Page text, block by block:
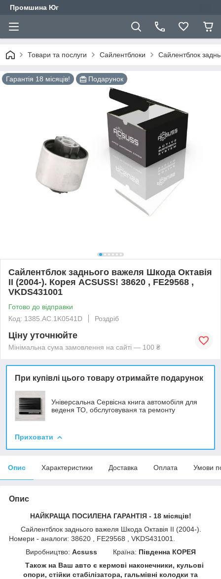
Промшина Юг
Товари та послуги Сайлентблоки Сайлентблок
Гарантія 18 місяців! Подарунок
Сайлентблок заднього важеля Шкода Октавія
II (2004-). Корея ACSUSS! 38620 , FE29568 ,
VKDS431001
Готово до відправки
Код: 1385.AC.1K0541D
Роздріб
Ціну уточнюйте
Мінімальна сума замовлення на сайті — 100 ₴
При купівлі цього товару отримайте подарунок
Універсальна Сервісна книга автомобіля для
веденя ТО, обслуговуваня та ремонту
Приховати
Опис Характеристики Доставка Оплата Умови
Опис
НАЙКРАЩА ПОСИЛЕНА ГАРАНТІЯ - 18 місяців!
Сайлентблок заднього важеля Шкода Октавія II (2004-).
Номери - аналоги: 38620 , FE29568 , VKDS431001.
Виробництво: Acsuss Країна: Південна КОРЕЯ
Також на Ваш авто є кермові наконечники, кульові
опори, стійки стабілізатора, гальмівні колодки та